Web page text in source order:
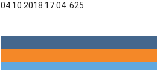
04.10.2018 17:04 625